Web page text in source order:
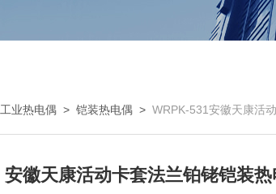
工业热电偶 > 铠装热电偶 > WRPK-531安徽天康活
安徽天康活动卡套法兰铂铑铠装热